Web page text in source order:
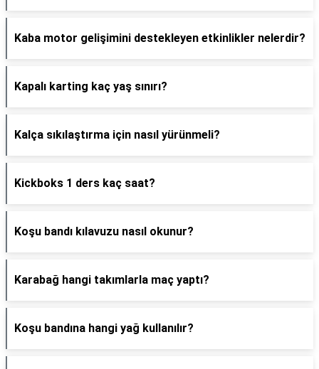
Kaba motor gelişimini destekleyen etkinlikler nelerdir?
Kapalı karting kaç yaş sınırı?
Kalça sıkılaştırma için nasıl yürünmeli?
Kickboks 1 ders kaç saat?
Koşu bandı kılavuzu nasıl okunur?
Karabağ hangi takımlarla maç yaptı?
Koşu bandına hangi yağ kullanılır?